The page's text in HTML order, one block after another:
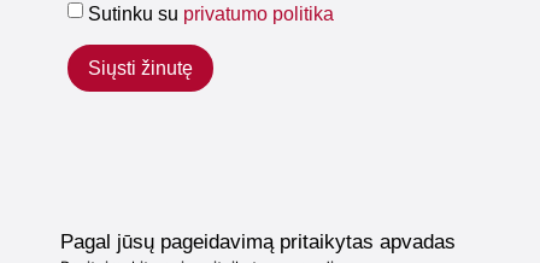
Sutinku su privatumo politika
Siųsti žinutę
Pagal jūsų pageidavimą pritaikytas apvadas